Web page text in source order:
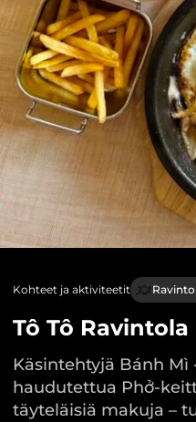
Kohteet ja aktiviteetit
Tô Tô Ravintola
Käsintehtyjä Bánh
haudutettua Phở-
täyteläisiä makuja –